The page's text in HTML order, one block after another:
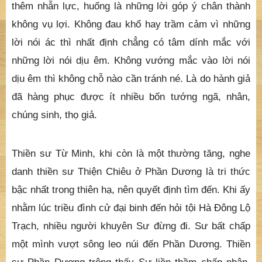
thêm nhẫn lực, huống là những lời góp ý chân thành
không vụ lợi. Không đau khổ hay trầm cảm vì những
lời nói ác thì nhất định chẳng có tâm dính mắc với
những lời nói dịu êm. Không vướng mắc vào lời nói
dịu êm thì không chỗ nào cần tránh né. Là do hành giả
đã hàng phục được ít nhiều bốn tướng ngã, nhân,
chúng sinh, thọ giả.
Thiền sư Từ Minh, khi còn là một thường tăng, nghe
danh thiền sư Thiện Chiêu ở Phần Dương là tri thức
bậc nhất trong thiên hạ, nên quyết định tìm đến. Khi ấy
nhằm lúc triều đình cử đại binh đến hỏi tội Hà Đông Lộ
Trạch, nhiều người khuyên Sư đừng đi. Sư bất chấp
một mình vượt sông leo núi đến Phần Dương. Thiền